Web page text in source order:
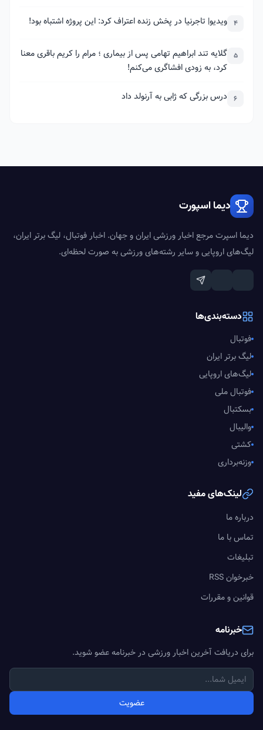
4 ویدیو| تاجرنیا در پخش زنده اعتراف کرد: این پروژه اشتباه بود!
5 گلایه تند ابراهیم تهامی پس از بیماری ؛ مرام را کریم باقری معنا
کرد، به زودی افشاگری می‌کنم!
6 درس بزرگی که ژابی به آرنولد داد
دیما اسپورت
دیما اسپرت مرجع اخبار ورزشی ایران و جهان. اخبار فوتبال، لیگ برتر ایران،
لیگ‌های اروپایی و سایر رشته‌های ورزشی به صورت لحظه‌ای.
دسته‌بندی‌ها
فوتبال
لیگ برتر ایران
لیگ‌های اروپایی
فوتبال ملی
بسکتبال
والیبال
کشتی
وزنه‌برداری
لینک‌های مفید
درباره ما
تماس با ما
تبلیغات
خبرخوان RSS
قوانین و مقررات
خبرنامه
برای دریافت آخرین اخبار ورزشی در خبرنامه عضو شوید.
عضویت